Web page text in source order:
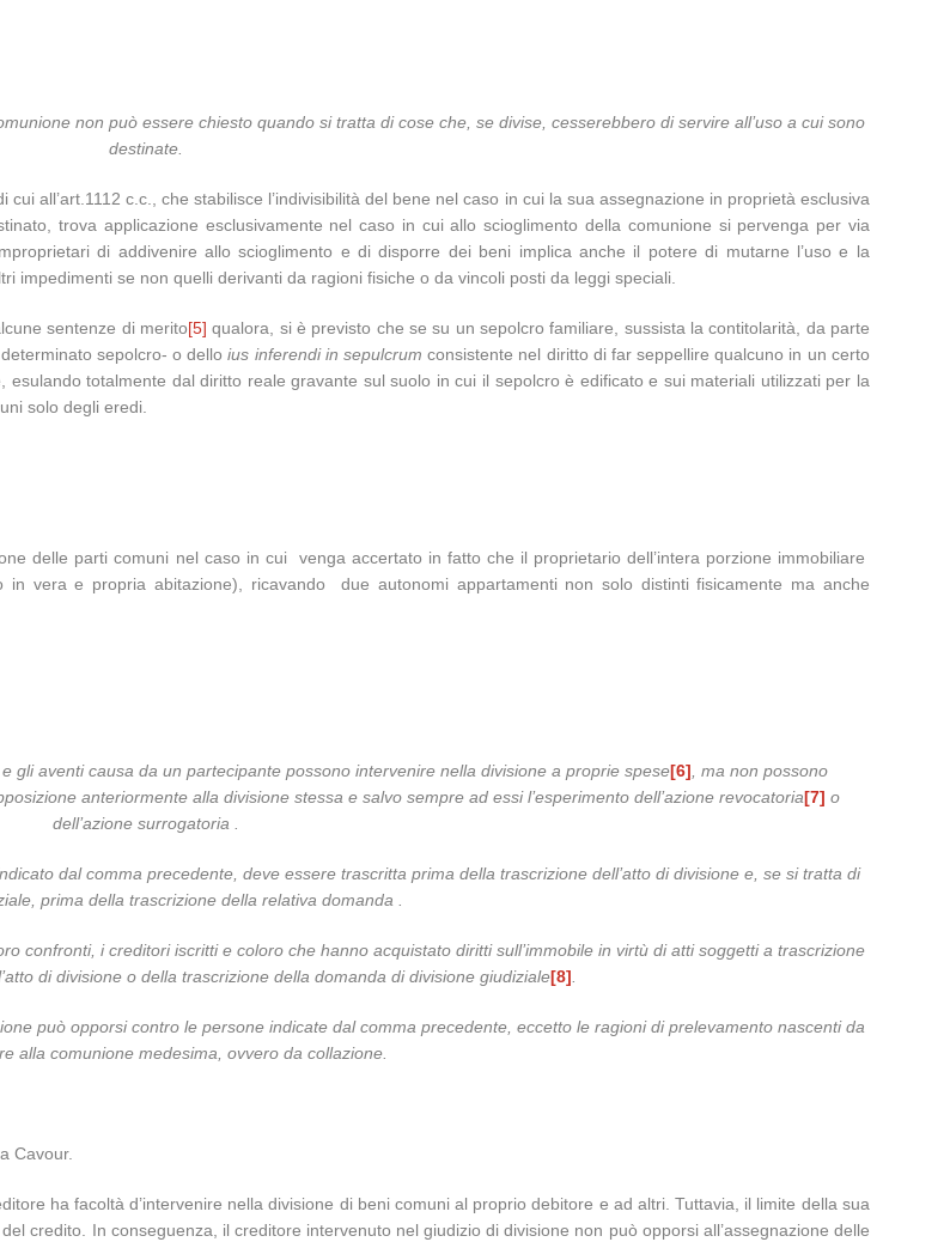
non può essere chiesto quando si tratta di cose che, se divise, cesserebbero di servire all’uso a cui sono
destinate.
all’art.1112 c.c., che stabilisce l’indivisibilità del bene nel caso in cui la sua assegnazione in proprietà esclusiva
trova applicazione esclusivamente nel caso in cui allo scioglimento della comunione si pervenga per via
di addivenire allo scioglimento e di disporre dei beni implica anche il potere di mutarne l’uso e la
se non quelli derivanti da ragioni fisiche o da vincoli posti da leggi speciali.
sentenze di merito[5] qualora, si è previsto che se su un sepolcro familiare, sussista la contitolarità, da parte
sepolcro- o delloius inferendi in sepulcrum consistente nel diritto di far seppellire qualcuno in un certo
totalmente dal diritto reale gravante sul suolo in cui il sepolcro è edificato e sui materiali utilizzati per la
solo degli eredi.
delle parti comuni nel caso in cui venga accertato in fatto che il proprietario dell’intera porzione immobiliare
vera e propria abitazione), ricavando due autonomi appartamenti non solo distinti fisicamente ma anche
gli aventi causa da un partecipante possono intervenire nella divisione a proprie spese[6] , ma non possono
anteriormente alla divisione stessa e salvo sempre ad essi l’esperimento dell’azione revocatoria[7] o
dell’azione surrogatoria .
dal comma precedente, deve essere trascritta prima della trascrizione dell’atto di divisione e, se si tratta di
prima della trascrizione della relativa domanda .
confronti, i creditori iscritti e coloro che hanno acquistato diritti sull’immobile in virtù di atti soggetti a trascrizione
di divisione o della trascrizione della domanda di divisione giudiziale[8]
può opporsi contro le persone indicate dal comma precedente, eccetto le ragioni di prelevamento nascenti da
alla comunione medesima, ovvero da collazione.
Cavour.
ha facoltà d’intervenire nella divisione di beni comuni al proprio debitore e ad altri. Tuttavia, il limite della sua
credito. In conseguenza, il creditore intervenuto nel giudizio di divisione non può opporsi all’assegnazione delle